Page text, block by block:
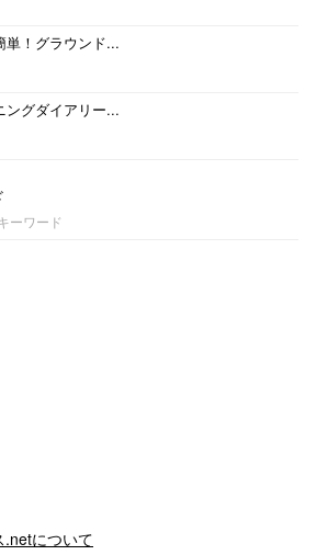
単！グラウンド...
ングダイアリー...
ーワード
.netについて